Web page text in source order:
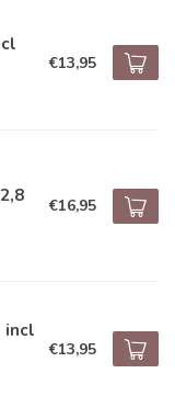
€13,95
€16,95
incl
€13,95